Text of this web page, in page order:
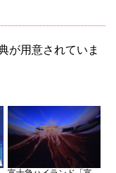
が用意されていま